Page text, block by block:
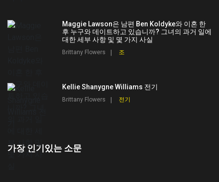
Maggie Lawson은 남편 Ben Koldyke와 이혼 한
후 누구와 데이트하고 있습니까? 그녀의 과거 일에
대한 세부 사항 및 몇 가지 사실
Brittany Flowers 조
Kellie Shanygne Williams 전기
Brittany Flowers 전기
가장 인기있는 소문